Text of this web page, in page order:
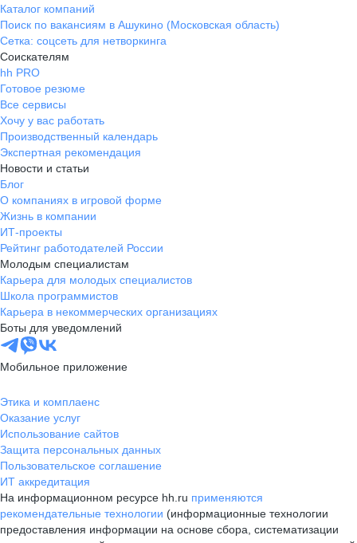
Каталог компаний
Поиск по вакансиям в Ашукино (Московская область)
Сетка: соцсеть для нетворкинга
Соискателям
hh PRO
Готовое резюме
Все сервисы
Хочу у вас работать
Производственный календарь
Экспертная рекомендация
Новости и статьи
Блог
О компаниях в игровой форме
Жизнь в компании
ИТ-проекты
Рейтинг работодателей России
Молодым специалистам
Карьера для молодых специалистов
Школа программистов
Карьера в некоммерческих организациях
Боты для уведомлений
Мобильное приложение
Этика и комплаенс
Оказание услуг
Использование сайтов
Защита персональных данных
Пользовательское соглашение
ИТ аккредитация
На информационном ресурсе hh.ru применяются
рекомендательные технологии (информационные технологии
предоставления информации на основе сбора, систематизации